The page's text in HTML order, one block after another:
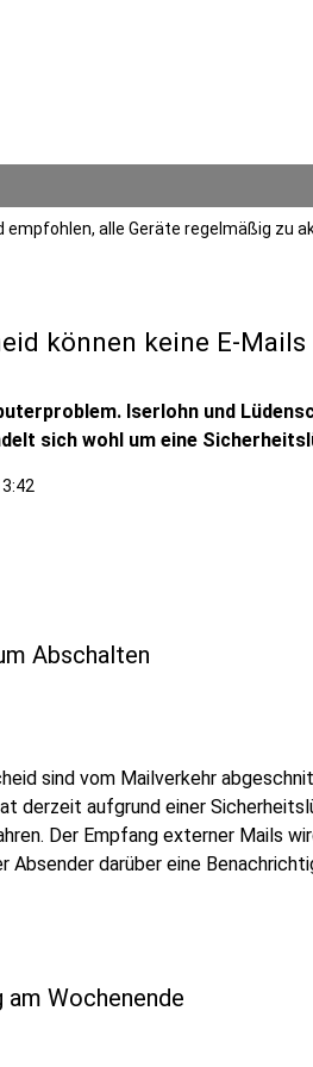
alle Geräte regelmäßig zu
können keine E-
Iserlohn und
sich wohl um eine
Abschalten
sind vom Mailverkehr
derzeit aufgrund einer
Der Empfang externer Mails
darüber eine
Wochenende